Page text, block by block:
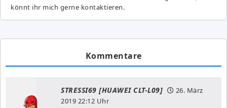
könnt ihr mich gerne kontaktieren.
Kommentare
STRESSI69 [HUAWEI CLT-L09]
26. März
2019 22:12 Uhr